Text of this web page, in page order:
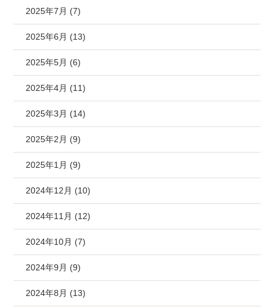
2025年7月 (7)
2025年6月 (13)
2025年5月 (6)
2025年4月 (11)
2025年3月 (14)
2025年2月 (9)
2025年1月 (9)
2024年12月 (10)
2024年11月 (12)
2024年10月 (7)
2024年9月 (9)
2024年8月 (13)